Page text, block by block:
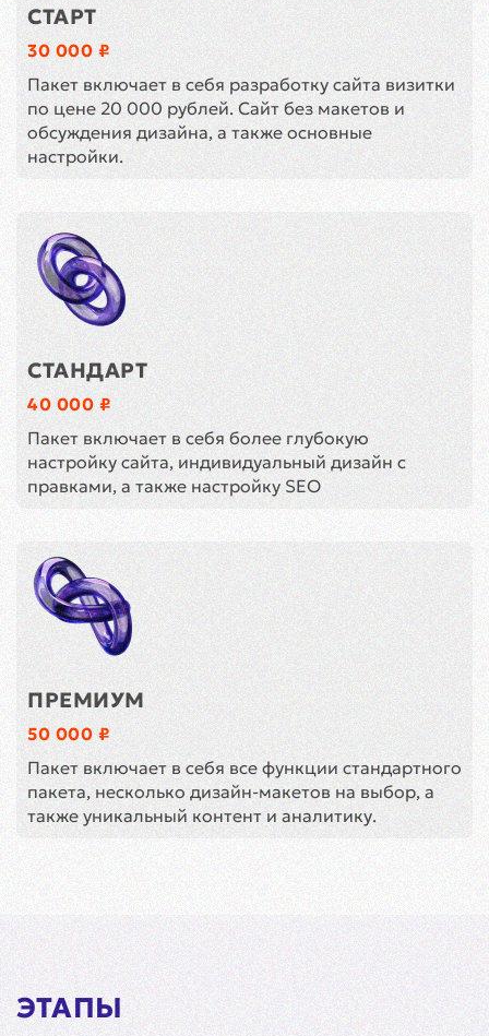
СТАРТ
30 000 ₽
Пакет включает в себя разработку сайта визитки
по цене 20 000 рублей. Сайт без макетов и
обсуждения дизайна, а также основные
настройки.
СТАНДАРТ
40 000 ₽
Пакет включает в себя более глубокую
настройку сайта, индивидуальный дизайн с
правками, а также настройку SEO
ПРЕМИУМ
50 000 ₽
Пакет включает в себя все функции стандартного
пакета, несколько дизайн-макетов на выбор, а
также уникальный контент и аналитику.
ЭТАПЫ